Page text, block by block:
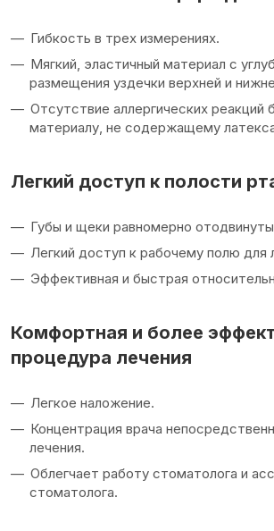
Гибкость в трех измерениях.
Мягкий, эластичный материал с
размещения уздечки верхней и
Отсутствие аллергических реакций
материалу, не содержащему
Легкий доступ к полости
Губы и щеки равномерно
Легкий доступ к рабочему полю для
Эффективная и быстрая
Комфортная и более
процедура лечения
Легкое наложение.
Концентрация врача
лечения.
Облегчает работу стоматолога и
стоматолога.